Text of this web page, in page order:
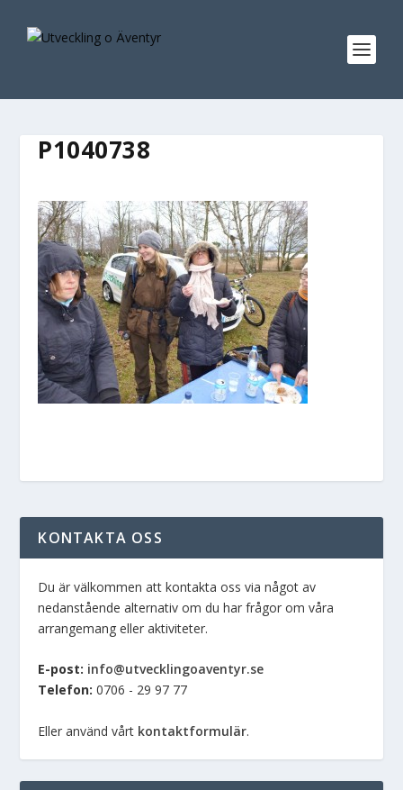
P1040738
KONTAKTA OSS
Du är välkommen att kontakta oss via något av
nedanstående alternativ om du har frågor om våra
arrangemang eller aktiviteter.
E-post: info@utvecklingoaventyr.se
Telefon: 0706 - 29 97 77
Eller använd vårt kontaktformulär.